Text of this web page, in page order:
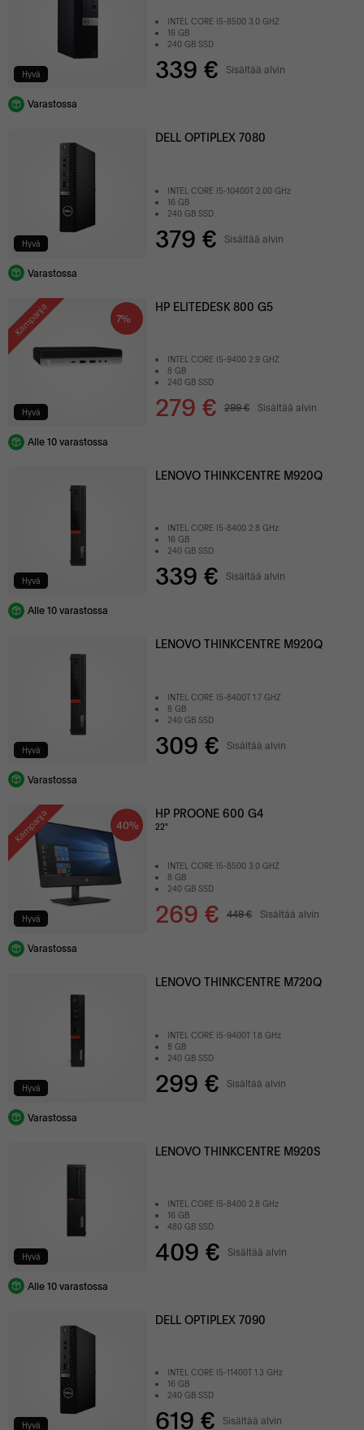
Hyvä
INTEL CORE I5-8500 3.0 GHZ
16 GB
240 GB SSD
339 € Sisältää alvin
Varastossa
Hyvä
DELL OPTIPLEX 7080
INTEL CORE I5-10400T 2.00 GHz
16 GB
240 GB SSD
379 € Sisältää alvin
Varastossa
Kampanja 7%
Hyvä
HP ELITEDESK 800 G5
INTEL CORE I5-9400 2.9 GHZ
8 GB
240 GB SSD
279 € 299 € Sisältää alvin
Alle 10 varastossa
Hyvä
LENOVO THINKCENTRE M920Q
INTEL CORE I5-8400 2.8 GHz
16 GB
240 GB SSD
339 € Sisältää alvin
Alle 10 varastossa
Hyvä
LENOVO THINKCENTRE M920Q
INTEL CORE I5-8400T 1.7 GHZ
8 GB
240 GB SSD
309 € Sisältää alvin
Varastossa
Kampanja 40%
Hyvä
HP PROONE 600 G4
22"
INTEL CORE I5-8500 3.0 GHZ
8 GB
240 GB SSD
269 € 449 € Sisältää alvin
Varastossa
Hyvä
LENOVO THINKCENTRE M720Q
INTEL CORE I5-9400T 1.8 GHz
8 GB
240 GB SSD
299 € Sisältää alvin
Varastossa
Hyvä
LENOVO THINKCENTRE M920S
INTEL CORE I5-8400 2.8 GHz
16 GB
480 GB SSD
409 € Sisältää alvin
Alle 10 varastossa
Hyvä
DELL OPTIPLEX 7090
INTEL CORE I5-11400T 1.3 GHz
16 GB
240 GB SSD
619 € Sisältää alvin